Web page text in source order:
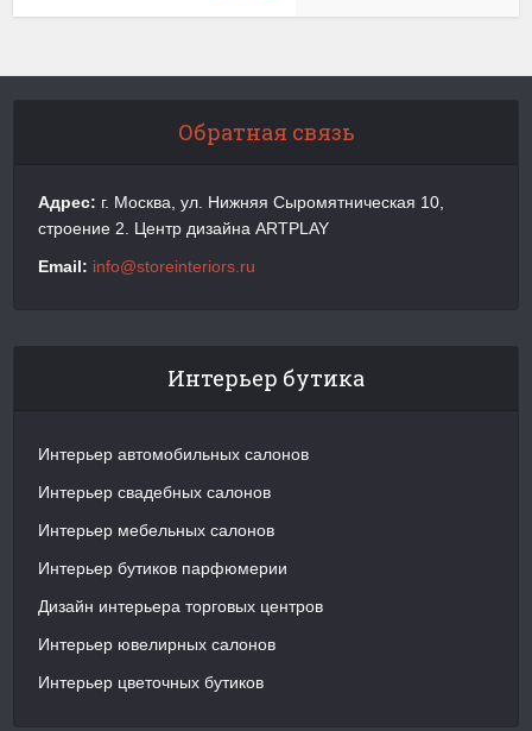
Обратная связь
Адрес: г. Москва, ул. Нижняя Сыромятническая 10,
строение 2. Центр дизайна ARTPLAY
Email: info@storeinteriors.ru
Интерьер бутика
Интерьер автомобильных салонов
Интерьер свадебных салонов
Интерьер мебельных салонов
Интерьер бутиков парфюмерии
Дизайн интерьера торговых центров
Интерьер ювелирных салонов
Интерьер цветочных бутиков